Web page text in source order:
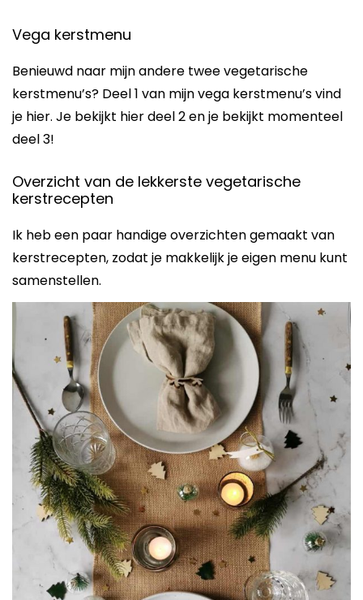
Vega kerstmenu
Benieuwd naar mijn andere twee vegetarische
kerstmenu’s? Deel 1 van mijn vega kerstmenu’s vind
je hier. Je bekijkt hier deel 2 en je bekijkt momenteel
deel 3!
Overzicht van de lekkerste vegetarische
kerstrecepten
Ik heb een paar handige overzichten gemaakt van
kerstrecepten, zodat je makkelijk je eigen menu kunt
samenstellen.